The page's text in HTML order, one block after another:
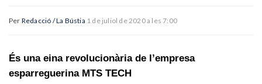
Per Redacció / La Bústia 1 de juliol de 2020 a les 7:00
És una eina revolucionària de l’empresa
esparreguerina MTS TECH